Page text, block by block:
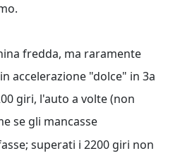
fredda, ma raramente
accelerazione "dolce" in 3a
giri, l'auto a volte (non
se gli mancasse
superati i 2200 giri non